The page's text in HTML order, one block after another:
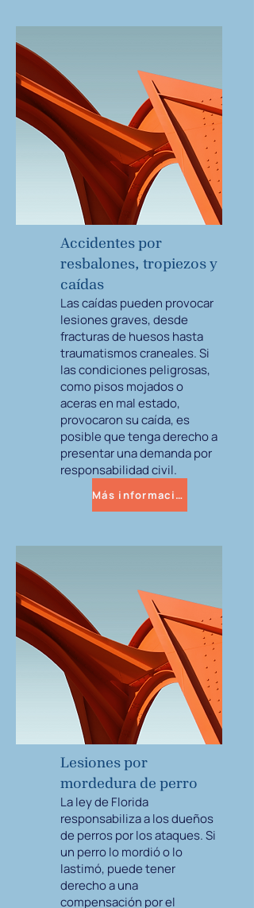
Accidentes por
resbalones, tropiezos y
caídas
Las caídas pueden provocar
lesiones graves, desde
fracturas de huesos hasta
traumatismos craneales. Si
las condiciones peligrosas,
como pisos mojados o
aceras en mal estado,
provocaron su caída, es
posible que tenga derecho a
presentar una demanda por
responsabilidad civil.
Más información
Lesiones por
mordedura de perro
La ley de Florida
responsabiliza a los dueños
de perros por los ataques. Si
un perro lo mordió o lo
lastimó, puede tener
derecho a una
compensación por el